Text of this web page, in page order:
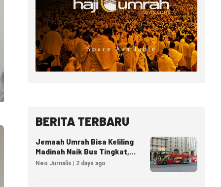
BERITA TERBARU
Jemaah Umrah Bisa Keliling
Madinah Naik Bus Tingkat,
Tiket Mulai 40 Riyal
Neo Jurnalis | 2 days ago